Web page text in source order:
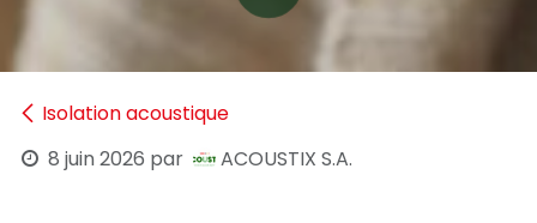
Isolation acoustique
8 juin 2026 par ACOUSTIX S.A.